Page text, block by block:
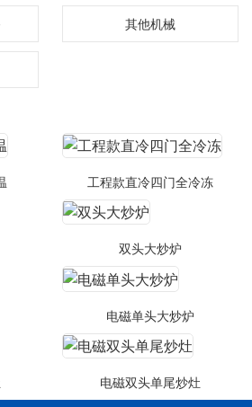
其他机械
工程款直冷四门全冷冻
双头大炒炉
电磁单头大炒炉
电磁双头单尾炒灶